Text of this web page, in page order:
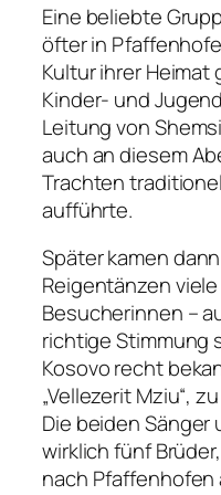
Eine beliebte
öfter in
Kultur ihrer
Kinder- und
Leitung von
auch an diesem
Trachten
aufführte.
Später kamen
Reigentänzen
Besucherinnen –
richtige Stimmung
Kosovo recht
„Vellezerit Mziu“,
Die beiden Sänger
wirklich fünf
nach Pfaffenhofen